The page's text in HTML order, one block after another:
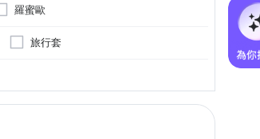
羅蜜歐
旅行套